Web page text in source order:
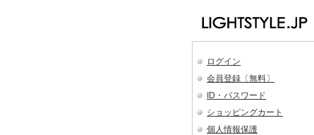
ログイン
会員登録〔無料〕
ID・パスワード
ショッピングカート
個人情報保護